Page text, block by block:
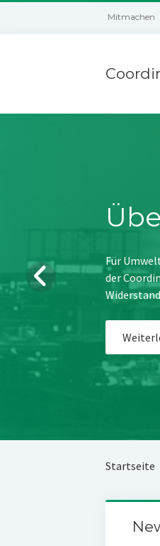
Mitmachen
Für
der
Startseite